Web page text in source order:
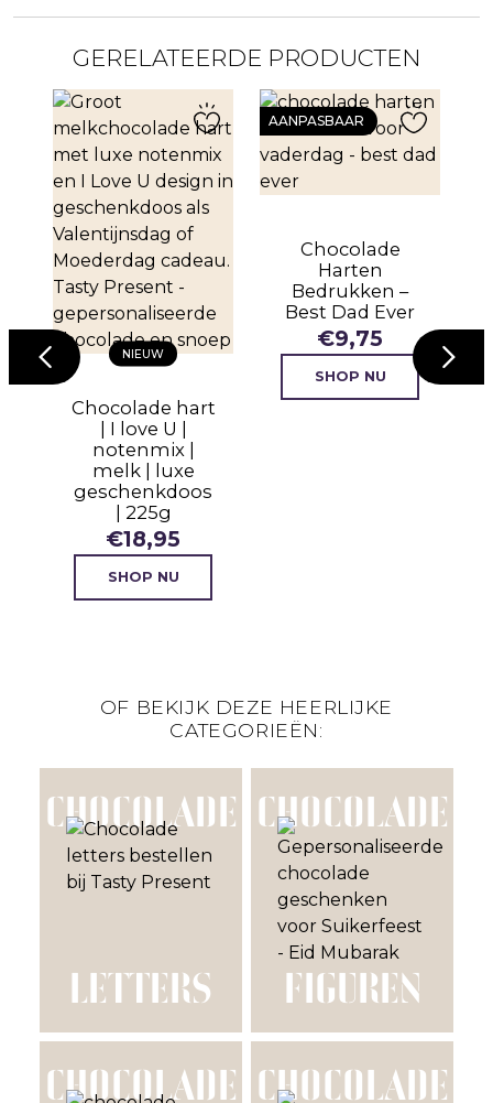
GERELATEERDE PRODUCTEN
NIEUW
Chocolade hart
| I love U |
notenmix |
melk | luxe
geschenkdoos
| 225g
€18,95
SHOP NU
AANPASBAAR
Chocolade
Harten
Bedrukken –
Best Dad Ever
€9,75
SHOP NU
OF BEKIJK DEZE HEERLIJKE
CATEGORIEËN:
CHOCOLADE
LETTERS
CHOCOLADE
FIGUREN
CHOCOLADE CHOCOLADE